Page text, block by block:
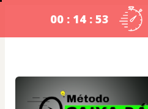
00 : 14 : 52